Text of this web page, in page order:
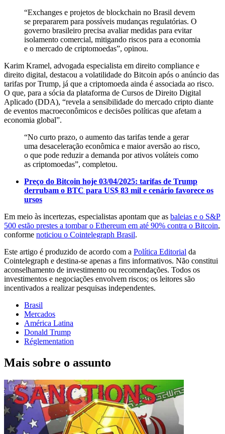
“Exchanges e projetos de blockchain no Brasil devem
se prepararem para possíveis mudanças regulatórias. O
governo brasileiro precisa avaliar medidas para evitar
isolamento comercial, mitigando riscos para a economia
e o mercado de criptomoedas”, opinou.
Karim Kramel, advogada especialista em direito compliance e
direito digital, destacou a volatilidade do Bitcoin após o anúncio das
tarifas por Trump, já que a criptomoeda ainda é associada ao risco.
O que, para a sócia da plataforma de Cursos de Direito Digital
Aplicado (DDA), “revela a sensibilidade do mercado cripto diante
de eventos macroeconômicos e decisões políticas que afetam a
economia global”.
“No curto prazo, o aumento das tarifas tende a gerar
uma desaceleração econômica e maior aversão ao risco,
o que pode reduzir a demanda por ativos voláteis como
as criptomoedas”, completou.
Preço do Bitcoin hoje 03/04/2025: tarifas de Trump
derrubam o BTC para US$ 83 mil e cenário favorece os
ursos
Em meio às incertezas, especialistas apontam que as baleias e o S&P
500 estão prestes a tombar o Ethereum em até 90% contra o Bitcoin,
conforme noticiou o Cointelegraph Brasil.
Este artigo é produzido de acordo com a Política Editorial da
Cointelegraph e destina-se apenas a fins informativos. Não constitui
aconselhamento de investimento ou recomendações. Todos os
investimentos e negociações envolvem riscos; os leitores são
incentivados a realizar pesquisas independentes.
Brasil
Mercados
América Latina
Donald Trump
Réglementation
Mais sobre o assunto